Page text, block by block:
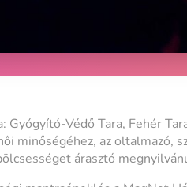
Gyógyító-Védő Tara, Fehér
minőségéhez, az oltalmazó,
árasztó